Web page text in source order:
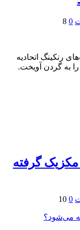
0
8
رنکینگ اتحادیه
به گردن آویخت.
گرفته
0
10